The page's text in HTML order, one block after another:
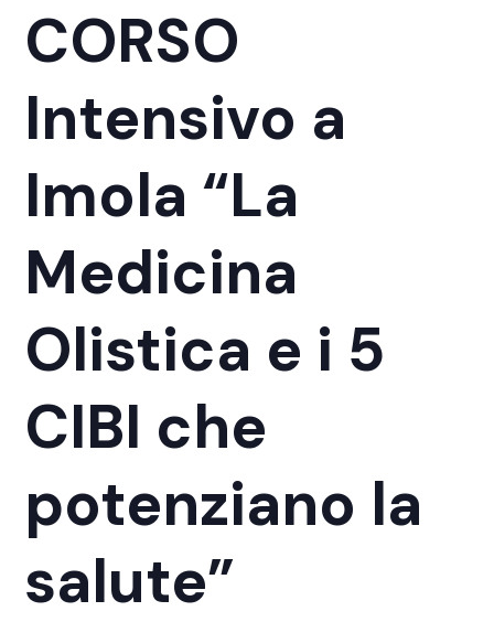
CORSO
Intensivo a
Imola “La
Medicina
Olistica e i 5
CIBI che
potenziano la
salute”